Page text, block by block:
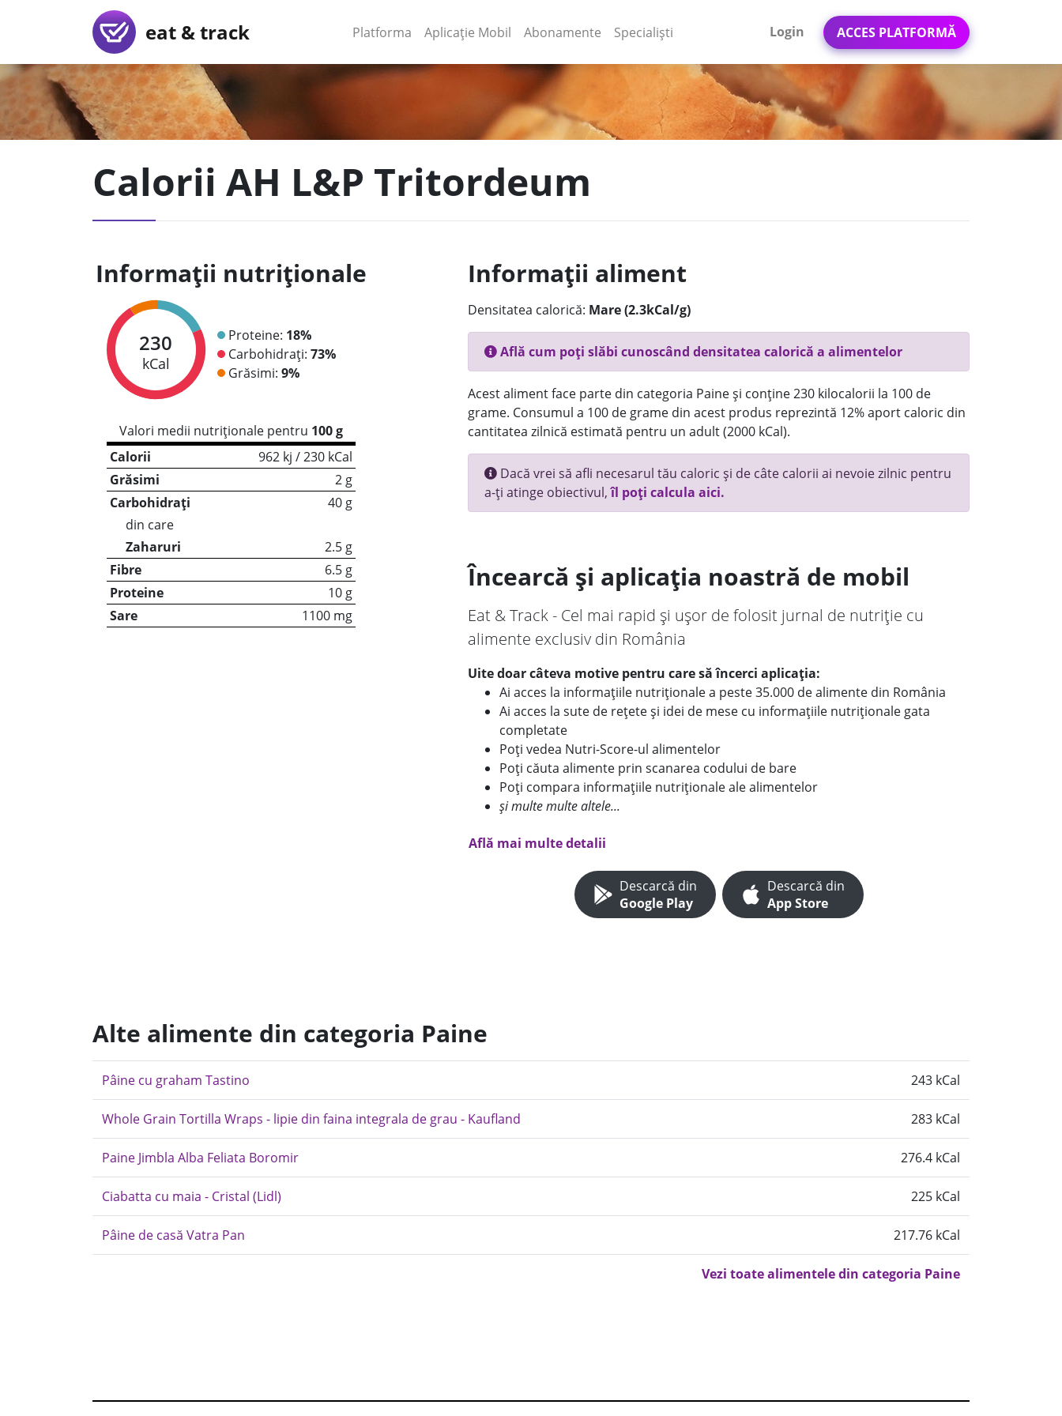
eat & track Platforma (current)
Aplicație Mobil (current)
Abonamente Specialiști Login ACCES PLATFORMĂ
Calorii AH L&P Tritordeum
Informații nutriționale
230
kCal
Proteine: 18%
Carbohidrați: 73%
Grăsimi: 9%
Valori medii nutriționale pentru 100 g
Calorii
962 kj / 230 kCal
Grăsimi
2 g
Carbohidrați
40 g
din care
Zaharuri
2.5 g
Fibre
6.5 g
Proteine
10 g
Sare
1100 mg
Informații aliment
Densitatea calorică: Mare (2.3kCal/g)
Află cum poți slăbi cunoscând densitatea calorică a alimentelor
Acest aliment face parte din categoria Paine și conține 230 kilocalorii la 100 de
grame. Consumul a 100 de grame din acest produs reprezintă 12% aport caloric din
cantitatea zilnică estimată pentru un adult (2000 kCal).
Dacă vrei să afli necesarul tău caloric și de câte calorii ai nevoie zilnic pentru
a-ți atinge obiectivul,îl poți calcula aici.
Încearcă și aplicația noastră de mobil
Eat & Track - Cel mai rapid și ușor de folosit jurnal de nutriție cu
alimente exclusiv din România
Uite doar câteva motive pentru care să încerci aplicația:
Ai acces la informațiile nutriționale a peste 35.000 de alimente din România
Ai acces la sute de rețete și idei de mese cu informațiile nutriționale gata
completate
Poți vedea Nutri-Score-ul alimentelor
Poți căuta alimente prin scanarea codului de bare
Poți compara informațiile nutriționale ale alimentelor
și multe multe altele...
Află mai multe detalii
Descarcă din
Google Play
Descarcă din
App Store
Alte alimente din categoria Paine
Pâine cu graham Tastino 243 kCal
Whole Grain Tortilla Wraps - lipie din faina integrala de grau - Kaufland 283 kCal
Paine Jimbla Alba Feliata Boromir 276.4 kCal
Ciabatta cu maia - Cristal (Lidl) 225 kCal
Pâine de casă Vatra Pan 217.76 kCal
Vezi toate alimentele din categoria Paine